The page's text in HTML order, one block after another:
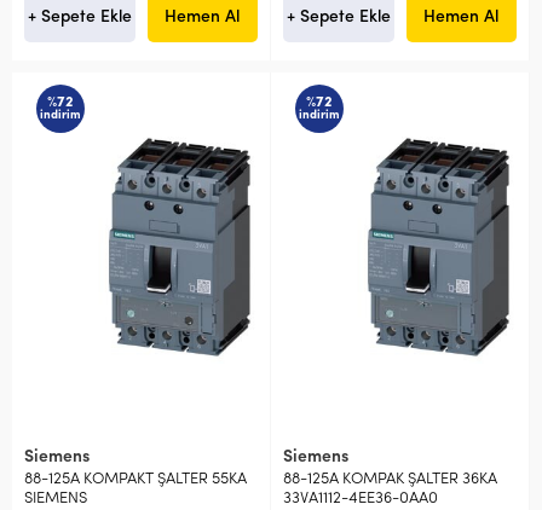
+ Sepete Ekle Hemen Al + Sepete Ekle Hemen Al
%72
indirim
Siemens
88-125A KOMPAKT ŞALTER 55KA
SIEMENS
%72
indirim
Siemens
88-125A KOMPAK ŞALTER 36KA
33VA1112-4EE36-0AA0